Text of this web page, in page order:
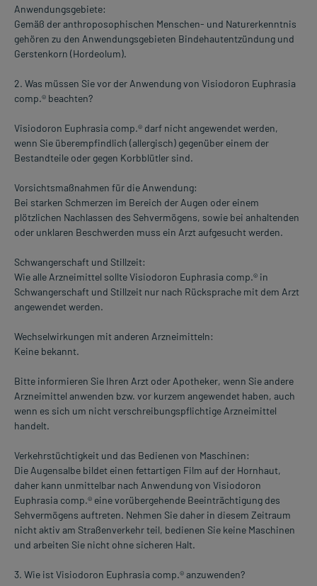
Anwendungsgebiete:
Gemäß der anthroposophischen Menschen- und Naturerkenntnis
gehören zu den Anwendungsgebieten Bindehautentzündung und
Gerstenkorn (Hordeolum).
2. Was müssen Sie vor der Anwendung von Visiodoron Euphrasia
comp.® beachten?
Visiodoron Euphrasia comp.® darf nicht angewendet werden,
wenn Sie überempfindlich (allergisch) gegenüber einem der
Bestandteile oder gegen Korbblütler sind.
Vorsichtsmaßnahmen für die Anwendung:
Bei starken Schmerzen im Bereich der Augen oder einem
plötzlichen Nachlassen des Sehvermögens, sowie bei anhaltenden
oder unklaren Beschwerden muss ein Arzt aufgesucht werden.
Schwangerschaft und Stillzeit:
Wie alle Arzneimittel sollte Visiodoron Euphrasia comp.® in
Schwangerschaft und Stillzeit nur nach Rücksprache mit dem Arzt
angewendet werden.
Wechselwirkungen mit anderen Arzneimitteln:
Keine bekannt.
Bitte informieren Sie Ihren Arzt oder Apotheker, wenn Sie andere
Arzneimittel anwenden bzw. vor kurzem angewendet haben, auch
wenn es sich um nicht verschreibungspflichtige Arzneimittel
handelt.
Verkehrstüchtigkeit und das Bedienen von Maschinen:
Die Augensalbe bildet einen fettartigen Film auf der Hornhaut,
daher kann unmittelbar nach Anwendung von Visiodoron
Euphrasia comp.® eine vorübergehende Beeinträchtigung des
Sehvermögens auftreten. Nehmen Sie daher in diesem Zeitraum
nicht aktiv am Straßenverkehr teil, bedienen Sie keine Maschinen
und arbeiten Sie nicht ohne sicheren Halt.
3. Wie ist Visiodoron Euphrasia comp.® anzuwenden?